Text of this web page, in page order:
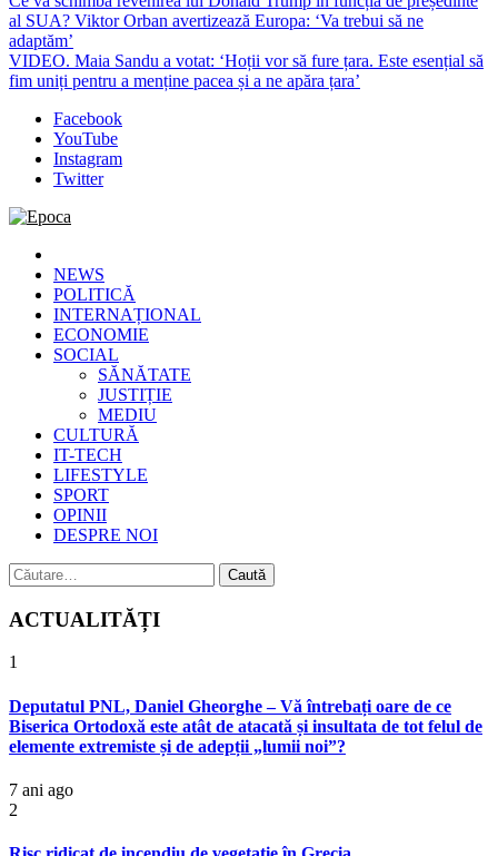
al SUA? Viktor Orban avertizează Europa: ‘Va trebui să ne
adaptăm’
VIDEO. Maia Sandu a votat: ‘Hoții vor să fure țara. Este esențial să
fim uniți pentru a menține pacea și a ne apăra țara’
Facebook
YouTube
Instagram
Twitter
Epoca
Cele mai noi știri online din România
NEWS
POLITICĂ
INTERNAȚIONAL
ECONOMIE
SOCIAL
SĂNĂTATE
JUSTIȚIE
MEDIU
CULTURĂ
IT-TECH
LIFESTYLE
SPORT
OPINII
DESPRE NOI
Caută
după:
ACTUALITĂȚI
1
Deputatul PNL, Daniel Gheorghe – Vă întrebați oare de ce
Biserica Ortodoxă este atât de atacată și insultata de tot felul de
elemente extremiste și de adepții „lumii noi”?
7 ani ago
2